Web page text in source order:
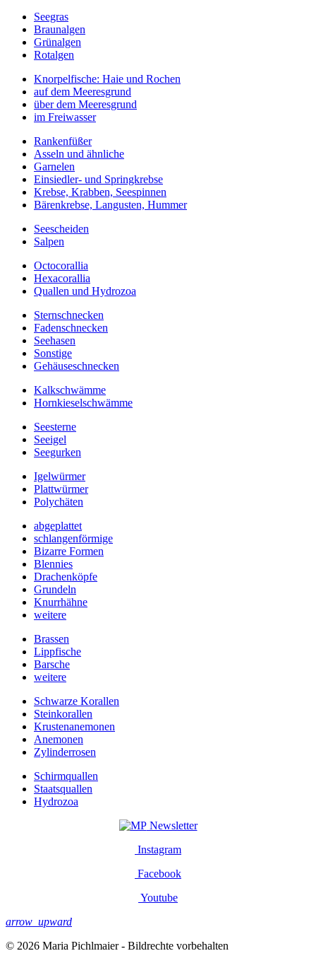
Seegras
Braunalgen
Grünalgen
Rotalgen
Knorpelfische: Haie und Rochen
auf dem Meeresgrund
über dem Meeresgrund
im Freiwasser
Rankenfüßer
Asseln und ähnliche
Garnelen
Einsiedler- und Springkrebse
Krebse, Krabben, Seespinnen
Bärenkrebse, Langusten, Hummer
Seescheiden
Salpen
Octocorallia
Hexacorallia
Quallen und Hydrozoa
Sternschnecken
Fadenschnecken
Seehasen
Sonstige
Gehäuseschnecken
Kalkschwämme
Hornkieselschwämme
Seesterne
Seeigel
Seegurken
Igelwürmer
Plattwürmer
Polychäten
abgeplattet
schlangenförmige
Bizarre Formen
Blennies
Drachenköpfe
Grundeln
Knurrhähne
weitere
Brassen
Lippfische
Barsche
weitere
Schwarze Korallen
Steinkorallen
Krustenanemonen
Anemonen
Zylinderrosen
Schirmquallen
Staatsquallen
Hydrozoa
Newsletter
Instagram
Facebook
Youtube
arrow_upward
© 2026 Maria Pichlmaier - Bildrechte vorbehalten